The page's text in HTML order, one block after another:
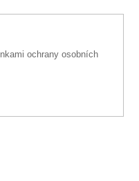
ochrany osobních